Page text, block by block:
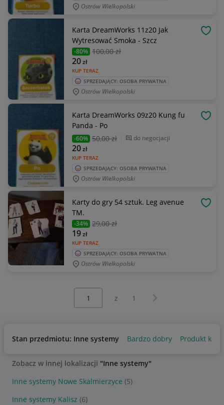
Ostrów Wielkopolski
Karta DreamWorks 11z20 Jak
Wytresować Smoka - Szcz
-80% 100,00 zł
KUP TERAZ
20zł
SPRZEDAJĄCY: OSOBA PRYWATNA
Ostrów Wielkopolski
Karta DreamWorks 09z20 Kung fu
Panda - Po
-60% 50,00 zł do negocjacji
KUP TERAZ
20zł
SPRZEDAJĄCY: OSOBA PRYWATNA
Ostrów Wielkopolski
Karty do gry 54 sztuk. Leg avenue
TM.
-34% 29,00 zł
KUP TERAZ
19zł
SPRZEDAJĄCY: OSOBA PRYWATNA
Ostrów Wielkopolski
z 1 Następna strona
Stan przedmiotu: Inne systemy Bardzo dobry Produkt
Zobacz w innej lokalizacji "Inne systemy"
Inne systemy Nowe Skalmierzyce (5)
Inne systemy Kalisz (6)